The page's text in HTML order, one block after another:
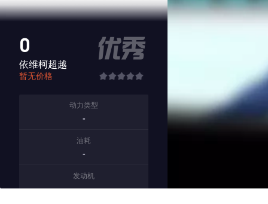
0
依维柯超越
暂无价格
动力类型
-
油耗
-
发动机
-